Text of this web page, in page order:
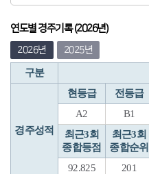
연도별 경주기록 (2026년)
2026년 2025년
구분
경주성적
현등급 전등급
A2
B1
최근3회
종합등점
최근3회
종합순위
92.825 201